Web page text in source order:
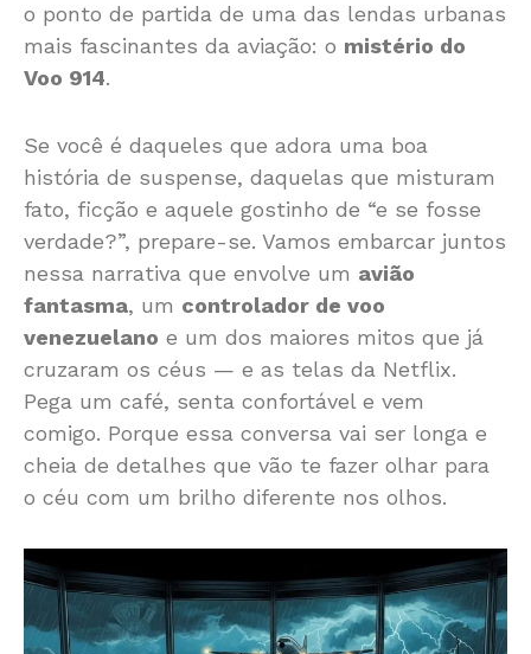
o ponto de partida de uma das lendas urbanas
mais fascinantes da aviação: o mistério do
Voo 914.
Se você é daqueles que adora uma boa
história de suspense, daquelas que misturam
fato, ficção e aquele gostinho de “e se fosse
verdade?”, prepare-se. Vamos embarcar juntos
nessa narrativa que envolve um avião
fantasma, um controlador de voo
venezuelano e um dos maiores mitos que já
cruzaram os céus — e as telas da Netflix.
Pega um café, senta confortável e vem
comigo. Porque essa conversa vai ser longa e
cheia de detalhes que vão te fazer olhar para
o céu com um brilho diferente nos olhos.